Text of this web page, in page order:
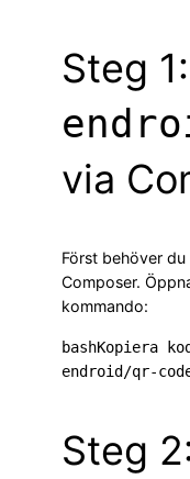
Steg
via
Först behöver
Composer.
kommando:
bashKopiera
Steg